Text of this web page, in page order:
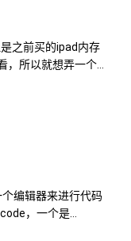
之前买的ipad内存
，所以就想弄一个
。太贵了，价格劝
然后又看到了一个
下崽器应该怎么绝
编辑器来进行代码
，一个是
，因为webstorm有